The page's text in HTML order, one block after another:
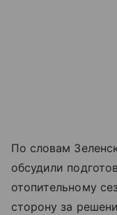
По словам
обсудили
отопительному
сторону за